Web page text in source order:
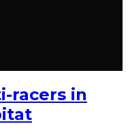
racers in